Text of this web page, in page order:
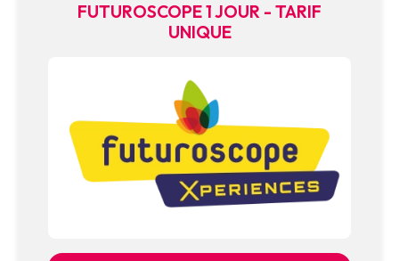
FUTUROSCOPE 1 JOUR - TARIF
UNIQUE